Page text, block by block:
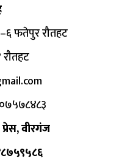
फतेपुर रौतहट
वीरगंज